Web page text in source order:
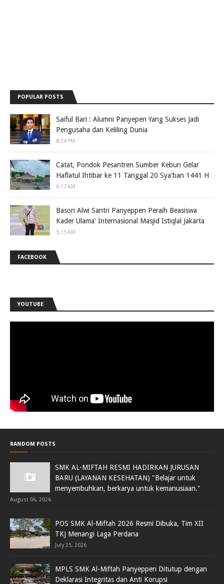
POPULAR POSTS
Saiful Bari : Alumni Panyepen Yang Sukses Jadi
Pengusaha dan Keliling Dunia
8:24 PM
Catat, Pondok Pesantren Sumber Kebun Gelar
Haflatul Ihtibar ke 11 Tanggal 20 Sya'ban 1441 H
6:17 AM
Basori Alwi Santri Panyeppen Peraih Beasiswa
Kader Ulama' Internasional Masjid Istiqlal Jakarta
5:15 AM
FACEBOOK
YOUTUBE
RANDOM POSTS
SMK AL-MIFTAH RESMI HADIRKAN JURUSAN
BARU (LAYANAN KESEHATAN) "Belajar untuk
menyembuhkan, berkarya untuk kemanusiaan."
August 06, 2026
POS SMK Al-Miftah 2026 Resmi Dibuka, Tim XII
TKJ Menangi Laga Perdana
July 25, 2026
MPLS SMK Al-Miftah Panyeppen Ditutup dengan
Deklarasi Integritas dan Anti Korupsi